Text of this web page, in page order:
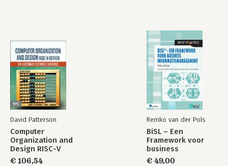
David Patterson
Computer
Organization and
Design RISC-V
Edition
€ 106,54
Remko van der Pols
BiSL – Een
Framework voor
business
€ 49,00